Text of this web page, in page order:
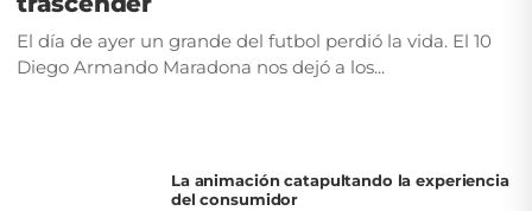
El día de ayer un grande del futbol perdió la vida. El 10
Diego Armando Maradona nos dejó a los...
La animación catapultando la experiencia
del consumidor